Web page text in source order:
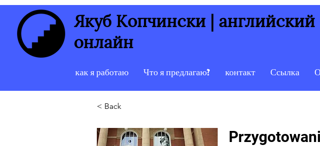
Якуб Копчински | английский
онлайн
как я работаю Что я предлагаю? контакт Ссылка
< Back